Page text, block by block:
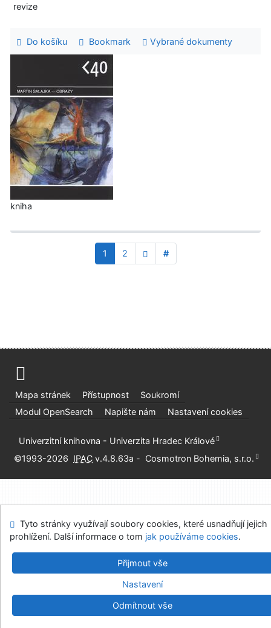
revize
Do košíku Bookmark Vybrané dokumenty
kniha
1 2 #
Mapa stránek Přístupnost
Soukromí
Modul OpenSearch
Napište nám Nastavení cookies
Univerzitní knihovna - Univerzita Hradec Králové
©1993-2026 IPAC v.4.8.63a - Cosmotron Bohemia, s.r.o.
Tyto stránky využívají soubory cookies, které usnadňují jejich
prohlížení. Další informace o tom jak používáme cookies.
Přijmout vše
Nastavení
Odmítnout vše